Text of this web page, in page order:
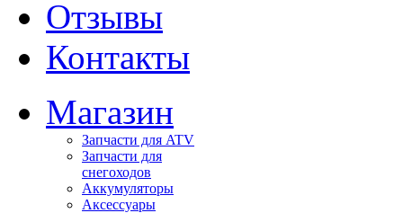
Отзывы
Контакты
Магазин
Запчасти для ATV
Запчасти для
снегоходов
Аккумуляторы
Аксессуары